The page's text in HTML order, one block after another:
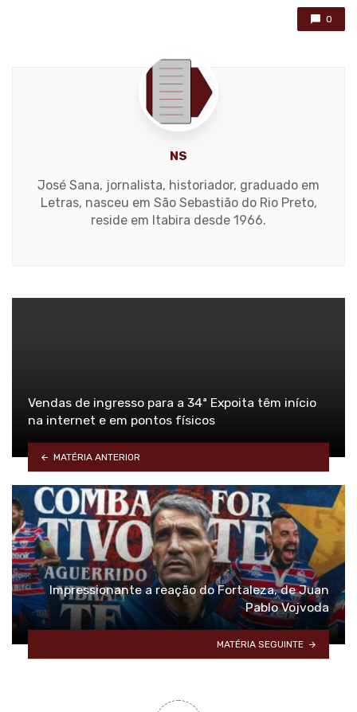
0
NS
José Sana, jornalista, historiador, graduado em
Letras, nasceu em São Sebastião do Rio Preto,
reside em Itabira desde 1966.
Vendas de ingresso para a 34ª Expoita têm início
na internet e em pontos físicos
MATÉRIA ANTERIOR
Impressionante a reação do Fortaleza, de Juan
Pablo Vojvoda
MATÉRIA SEGUINTE